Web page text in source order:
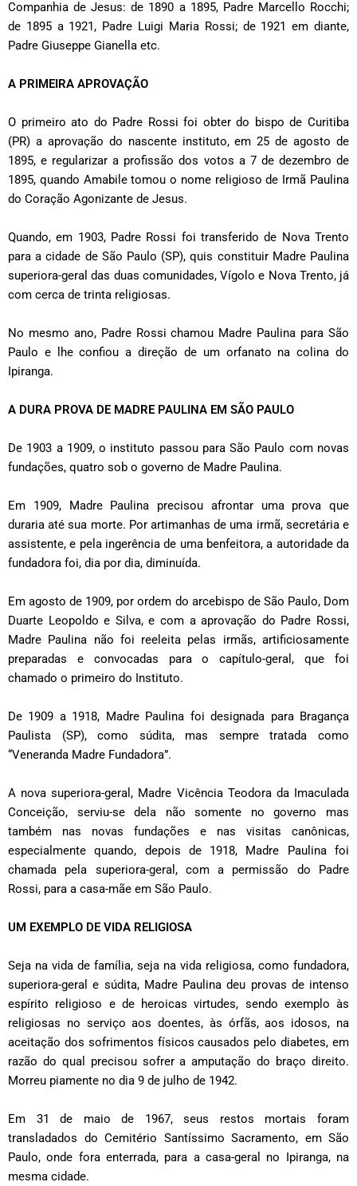
Companhia de Jesus: de 1890 a 1895, Padre Marcello Rocchi;
de 1895 a 1921, Padre Luigi Maria Rossi; de 1921 em diante,
Padre Giuseppe Gianella etc.
A PRIMEIRA APROVAÇÃO
O primeiro ato do Padre Rossi foi obter do bispo de Curitiba
(PR) a aprovação do nascente instituto, em 25 de agosto de
1895, e regularizar a profissão dos votos a 7 de dezembro de
1895, quando Amabile tomou o nome religioso de Irmã Paulina
do Coração Agonizante de Jesus.
Quando, em 1903, Padre Rossi foi transferido de Nova Trento
para a cidade de São Paulo (SP), quis constituir Madre Paulina
superiora-geral das duas comunidades, Vígolo e Nova Trento, já
com cerca de trinta religiosas.
No mesmo ano, Padre Rossi chamou Madre Paulina para São
Paulo e lhe confiou a direção de um orfanato na colina do
Ipiranga.
A DURA PROVA DE MADRE PAULINA EM SÃO PAULO
De 1903 a 1909, o instituto passou para São Paulo com novas
fundações, quatro sob o governo de Madre Paulina.
Em 1909, Madre Paulina precisou afrontar uma prova que
duraria até sua morte. Por artimanhas de uma irmã, secretária e
assistente, e pela ingerência de uma benfeitora, a autoridade da
fundadora foi, dia por dia, diminuída.
Em agosto de 1909, por ordem do arcebispo de São Paulo, Dom
Duarte Leopoldo e Silva, e com a aprovação do Padre Rossi,
Madre Paulina não foi reeleita pelas irmãs, artificiosamente
preparadas e convocadas para o capítulo-geral, que foi
chamado o primeiro do Instituto.
De 1909 a 1918, Madre Paulina foi designada para Bragança
Paulista (SP), como súdita, mas sempre tratada como
“Veneranda Madre Fundadora”.
A nova superiora-geral, Madre Vicência Teodora da Imaculada
Conceição, serviu-se dela não somente no governo mas
também nas novas fundações e nas visitas canônicas,
especialmente quando, depois de 1918, Madre Paulina foi
chamada pela superiora-geral, com a permissão do Padre
Rossi, para a casa-mãe em São Paulo.
UM EXEMPLO DE VIDA RELIGIOSA
Seja na vida de família, seja na vida religiosa, como fundadora,
superiora-geral e súdita, Madre Paulina deu provas de intenso
espírito religioso e de heroicas virtudes, sendo exemplo às
religiosas no serviço aos doentes, às órfãs, aos idosos, na
aceitação dos sofrimentos físicos causados pelo diabetes, em
razão do qual precisou sofrer a amputação do braço direito.
Morreu piamente no dia 9 de julho de 1942.
Em 31 de maio de 1967, seus restos mortais foram
transladados do Cemitério Santíssimo Sacramento, em São
Paulo, onde fora enterrada, para a casa-geral no Ipiranga, na
mesma cidade.